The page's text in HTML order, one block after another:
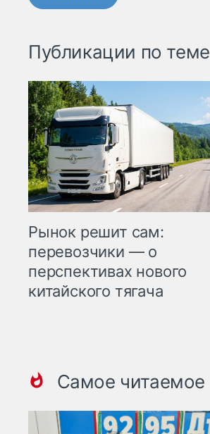
Публикации по теме
Рынок решит сам:
перевозчики — о
перспективах нового
китайского тягача
Самое читаемое